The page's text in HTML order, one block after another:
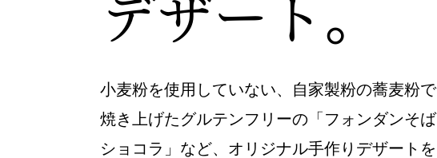
​デザート。
小麦粉を使用していない、自家製粉の蕎麦粉で
焼き上げたグルテンフリーの「フォンダンそば
ショコラ」など、オリジナル手作りデザートを